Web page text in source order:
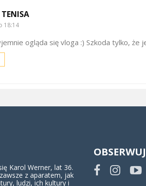
18:14
ogląda się vloga :) Szkoda tylko, że
Karol Werner, lat 36.
z aparatem, jak
ludzi, ich kultury i
OBSERWUJ